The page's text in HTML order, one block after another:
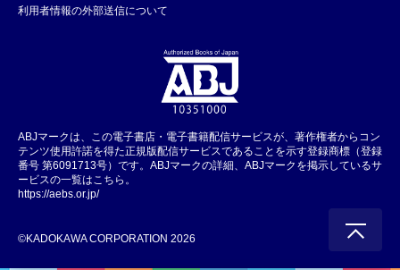
利用者情報の外部送信について
ABJマークは、この電子書店・電子書籍配信サービスが、著作権者からコン
テンツ使用許諾を得た正規版配信サービスであることを示す登録商標（登録
番号 第6091713号）です。ABJマークの詳細、ABJマークを掲示しているサ
ービスの一覧はこちら。
https://aebs.or.jp/
©KADOKAWA CORPORATION 2026